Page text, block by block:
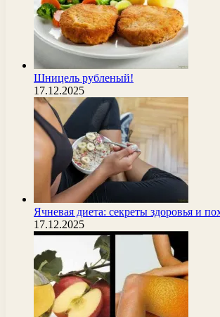
Шницель рубленый!
17.12.2025
Ячневая диета: секреты здоровья и
17.12.2025